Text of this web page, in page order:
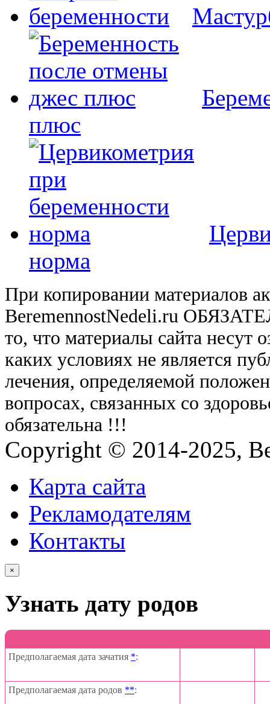
плюс
норма
При копировании материалов
BeremennostNedeli.ru
то, что материалы сайта несут
каких условиях не является
лечения, определяемой
вопросах, связанных со
обязательна !!!
Copyright © 2014-2025,
Карта сайта
Рекламодателям
Контакты
×
Узнать дату родов
Предполагаемая дата зачатия *:
Предполагаемая дата родов **: